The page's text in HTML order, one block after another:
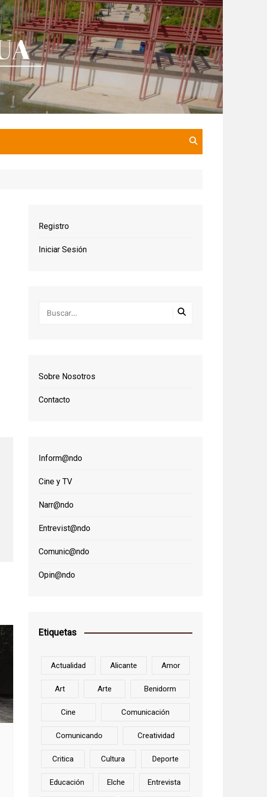
Registro
Iniciar Sesión
Sobre Nosotros
Contacto
Inform@ndo
Cine y TV
Narr@ndo
Entrevist@ndo
Comunic@ndo
Opin@ndo
Etiquetas
Actualidad Alicante Amor
Art Arte Benidorm
Cine Comunicación
Comunicando Creatividad
Critica Cultura Deporte
Educación Elche Entrevista